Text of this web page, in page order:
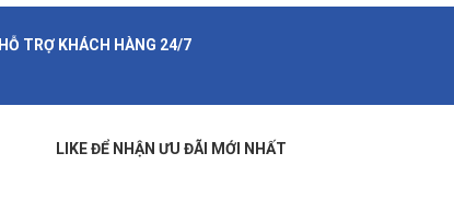
HỖ TRỢ KHÁCH HÀNG 24/7
LIKE ĐỂ NHẬN ƯU ĐÃI MỚI NHẤT